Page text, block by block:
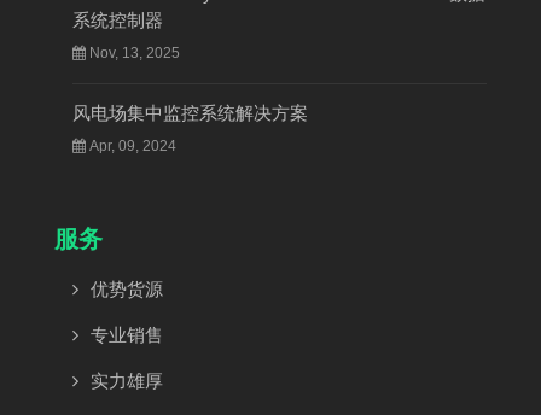
系统控制器
Nov, 13, 2025
风电场集中监控系统解决方案
Apr, 09, 2024
服务
优势货源
专业销售
实力雄厚